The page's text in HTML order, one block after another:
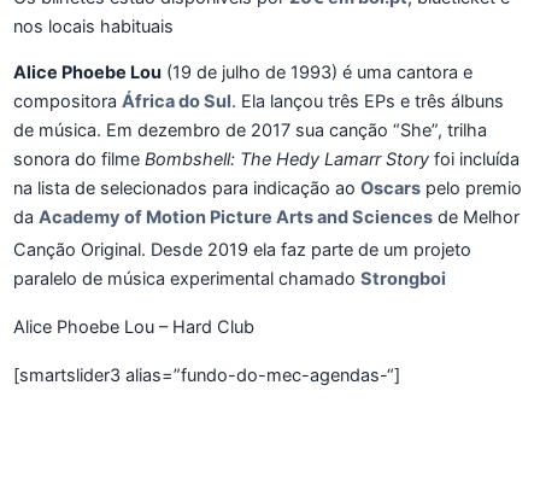
nos locais habituais
Alice Phoebe Lou (19 de julho de 1993) é uma cantora e
compositora África do Sul. Ela lançou três EPs e três álbuns
de música. Em dezembro de 2017 sua canção “She”, trilha
sonora do filme Bombshell: The Hedy Lamarr Story foi incluída
na lista de selecionados para indicação ao Oscars pelo premio
da Academy of Motion Picture Arts and Sciences de Melhor
Canção Original. Desde 2019 ela faz parte de um projeto
paralelo de música experimental chamado Strongboi
Alice Phoebe Lou – Hard Club
[smartslider3 alias=”fundo-do-mec-agendas-“]